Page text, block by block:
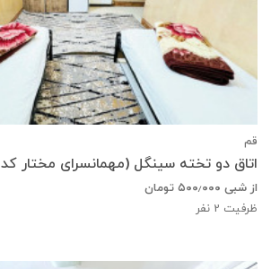
قم
اتاق دو تخته سینگل (مهمانسرای مختار کد 102)
از شبی ۵۰۰٫۰۰۰ تومان
ظرفیت 2 نفر